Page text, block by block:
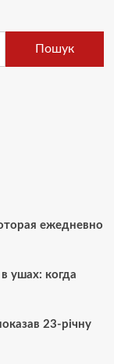
Пошук
ежедневно
ушах: когда
23-річну